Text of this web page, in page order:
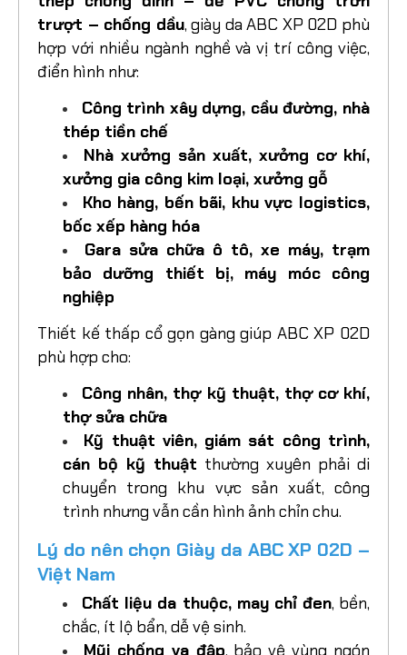
trượt – chống dầu, giày da ABC XP 02D phù
hợp với nhiều ngành nghề và vị trí công việc,
điển hình như:
Công trình xây dựng, cầu đường, nhà
thép tiền chế
Nhà xưởng sản xuất, xưởng cơ khí,
xưởng gia công kim loại, xưởng gỗ
Kho hàng, bến bãi, khu vực logistics,
bốc xếp hàng hóa
Gara sửa chữa ô tô, xe máy, trạm
bảo dưỡng thiết bị, máy móc công
nghiệp
Thiết kế thấp cổ gọn gàng giúp ABC XP 02D
phù hợp cho:
Công nhân, thợ kỹ thuật, thợ cơ khí,
thợ sửa chữa
Kỹ thuật viên, giám sát công trình,
cán bộ kỹ thuật thường xuyên phải di
chuyển trong khu vực sản xuất, công
trình nhưng vẫn cần hình ảnh chỉn chu.
Lý do nên chọn Giày da ABC XP 02D –
Việt Nam
Chất liệu da thuộc, may chỉ đen, bền,
chắc, ít lộ bẩn, dễ vệ sinh.
Mũi chống va đập, bảo vệ vùng ngón